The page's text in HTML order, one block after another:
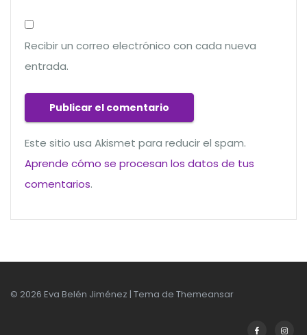
Recibir un correo electrónico con cada nueva
entrada.
Este sitio usa Akismet para reducir el spam.
Aprende cómo se procesan los datos de tus
comentarios.
© 2026 Eva Belén Jiménez | Tema de Themeansar